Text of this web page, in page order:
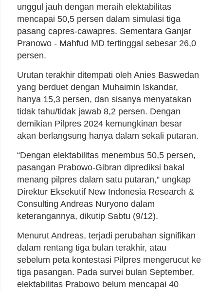
unggul jauh dengan meraih elektabilitas
mencapai 50,5 persen dalam simulasi tiga
pasang capres-cawapres. Sementara Ganjar
Pranowo - Mahfud MD tertinggal sebesar 26,0
persen.
Urutan terakhir ditempati oleh Anies Baswedan
yang berduet dengan Muhaimin Iskandar,
hanya 15,3 persen, dan sisanya menyatakan
tidak tahu/tidak jawab 8,2 persen. Dengan
demikian Pilpres 2024 kemungkinan besar
akan berlangsung hanya dalam sekali putaran.
“Dengan elektabilitas menembus 50,5 persen,
pasangan Prabowo-Gibran diprediksi bakal
menang pilpres dalam satu putaran,” ungkap
Direktur Eksekutif New Indonesia Research &
Consulting Andreas Nuryono dalam
keterangannya, dikutip Sabtu (9/12).
Menurut Andreas, terjadi perubahan signifikan
dalam rentang tiga bulan terakhir, atau
sebelum peta kontestasi Pilpres mengerucut ke
tiga pasangan. Pada survei bulan September,
elektabilitas Prabowo belum mencapai 40